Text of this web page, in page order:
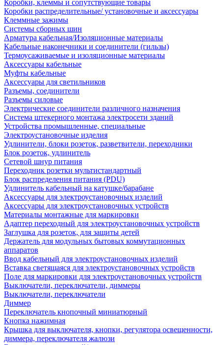
Коробки, клеммы и сопутствующие товары
Коробки распределительные/ установочные и аксессуары
Клеммные зажимы
Системы сборных шин
Арматура кабельная/Изоляционные материалы
Кабельные наконечники и соединители (гильзы)
Термоусаживаемые и изоляционные материалы
Аксессуары кабельные
Муфты кабельные
Аксессуары для светильников
Разъемы, соединители
Разъемы силовые
Электрические соединители различного назначения
Система штекерного монтажа электросети зданий
Устройства промышленные, специальные
Электроустановочные изделия
Удлинители, блоки розеток, разветвители, переходники
Блок розеток, удлинитель
Сетевой шнур питания
Переходник розетки мультистандартный
Блок распределения питания (PDU)
Удлинитель кабельный на катушке/барабане
Аксессуары для электроустановочных изделий
Аксессуары для электроустановочных устройств
Материалы монтажные для маркировки
Адаптер переходный для электроустановочных устройств
Заглушка для розеток, для защиты детей
Держатель для модульных бытовых коммутационных
аппаратов
Ввод кабельный для электроустановочных изделий
Вставка светящаяся для электроустановочных устройств
Поле для маркировки для электроустановочных устройств
Выключатели, переключатели, диммеры
Выключатели, переключатели
Диммер
Переключатель кнопочный миниатюрный
Кнопка нажимная
Крышка для выключателя, кнопки, регулятора освещенности,
диммера, переключателя жалюзи